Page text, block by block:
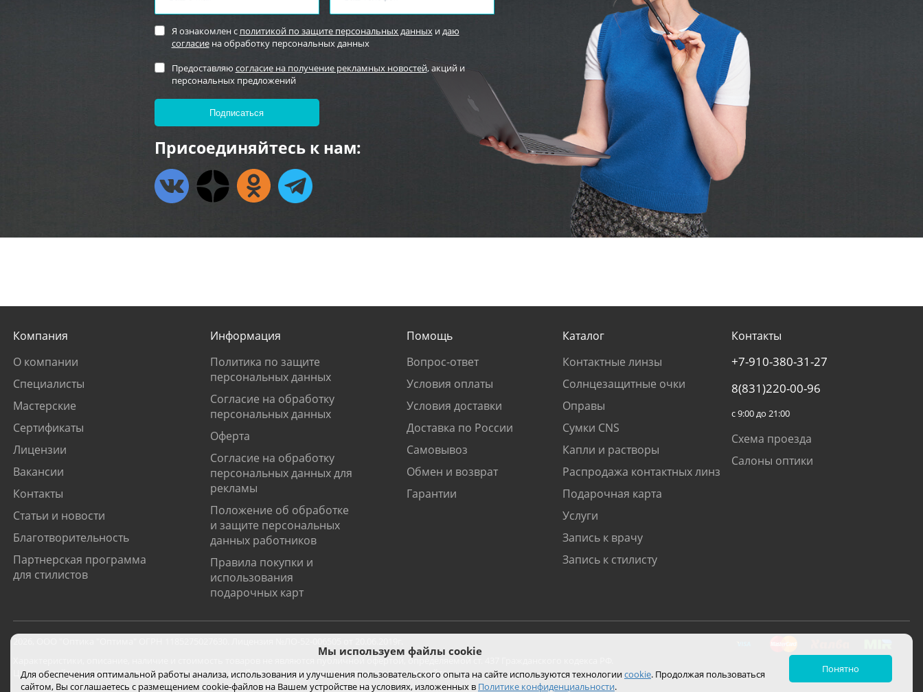
Я ознакомлен с политикой по защите персональных данныхи даю
согласиена обработку персональных данных
Предоставляю согласие на получение рекламных новостей, акций и
персональных предложений
Присоединяйтесь к нам:
Компания
О компании
Специалисты
Мастерские
Сертификаты
Лицензии
Вакансии
Контакты
Статьи и новости
Благотворительность
Партнерская программа
для стилистов
Информация
Политика по защите
персональных данных
Согласие на обработку
персональных данных
Оферта
Согласие на обработку
персональных данных для
рекламы
Положение об обработке
и защите персональных
данных работников
Правила покупки и
использования
подарочных карт
Помощь
Вопрос-ответ
Условия оплаты
Условия доставки
Доставка по России
Самовывоз
Обмен и возврат
Гарантии
Каталог
Контактные линзы
Солнцезащитные очки
Оправы
Сумки CNS
Капли и растворы
Распродажа контактных линз
Подарочная карта
Услуги
Запись к врачу
Запись к стилисту
Контакты
+7-910-380-31-27
8(831)220-00-96
с 9:00 до 21:00
Схема проезда
Салоны оптики
Характеристики, описание, наличие и стоимость товаров не являются публичной офертой, определяемой ст. 437 Гражданского кодекса РФ.
Цены на сайте могут отличаться от цен в салонах и действуют только при покупке с помощью сайта.
Мы используем файлы cookie
Для обеспечения оптимальной работы анализа, использования и улучшения пользовательского опыта на сайте используются технологииcookie. Продолжая пользоваться
сайтом, Вы соглашаетесь с размещением cookie-файлов на Вашем устройстве на условиях, изложенных в Политике конфиденциальности.
Понятно